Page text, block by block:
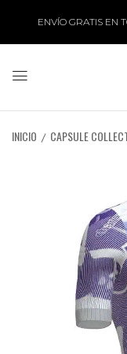
ENVÍO GRATIS EN
INICIO CAPSULE